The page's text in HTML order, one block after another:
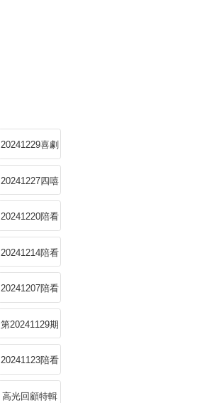
20241229喜劇
小會
20241227四嘻
回顧特輯
20241220陪看
Reaction上
20241214陪看
Reaction下
20241207陪看
Reaction下
第20241129期
下純享
20241123陪看
Reaction上
高光回顧特輯